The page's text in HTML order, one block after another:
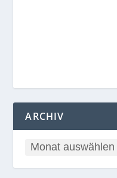
ARCHIV